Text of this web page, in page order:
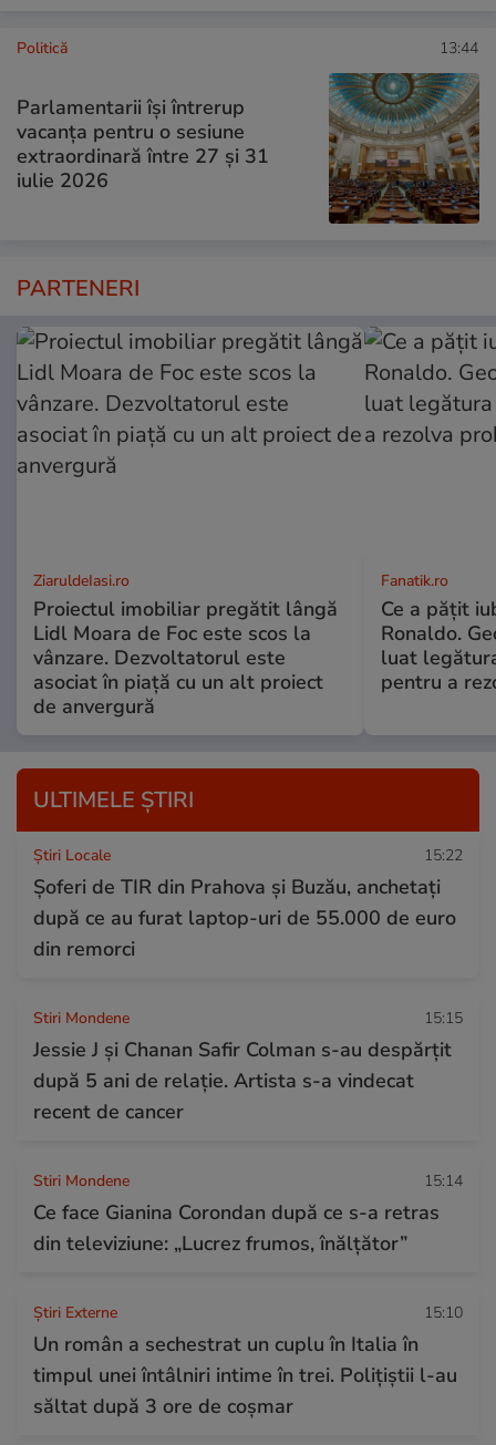
Politică 13:44
Parlamentarii își întrerup
vacanța pentru o sesiune
extraordinară între 27 și 31
iulie 2026
PARTENERI
ZiaruldeIasi.ro
Proiectul imobiliar pregătit lângă
Lidl Moara de Foc este scos la
vânzare. Dezvoltatorul este
asociat în piață cu un alt proiect
de anvergură
Fanatik.ro
Ce a pățit
Ronaldo.
luat
pentru a
ULTIMELE ȘTIRI
Știri Locale 15:22
Șoferi de TIR din Prahova și Buzău, anchetați
după ce au furat laptop-uri de 55.000 de euro
din remorci
Stiri Mondene 15:15
Jessie J și Chanan Safir Colman s-au despărțit
după 5 ani de relație. Artista s-a vindecat
recent de cancer
Stiri Mondene 15:14
Ce face Gianina Corondan după ce s-a retras
din televiziune: „Lucrez frumos, înălțător”
Știri Externe 15:10
Un român a sechestrat un cuplu în Italia în
timpul unei întâlniri intime în trei. Polițiștii l-au
săltat după 3 ore de coșmar